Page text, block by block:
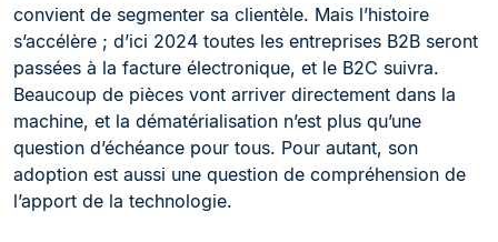
convient de segmenter sa clientèle. Mais l’histoire
s’accélère ; d’ici 2024 toutes les entreprises B2B seront
passées à la facture électronique, et le B2C suivra.
Beaucoup de pièces vont arriver directement dans la
machine, et la dématérialisation n’est plus qu’une
question d’échéance pour tous. Pour autant, son
adoption est aussi une question de compréhension de
l’apport de la technologie.